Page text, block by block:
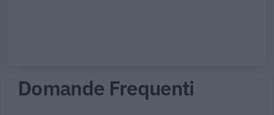
Domande Frequenti